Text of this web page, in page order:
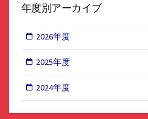
年度別アーカイブ
2026年度
2025年度
2024年度